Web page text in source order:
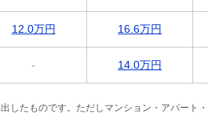
12.0万円 16.6万円
- 14.0万円
たものです。ただしマンション・アパート